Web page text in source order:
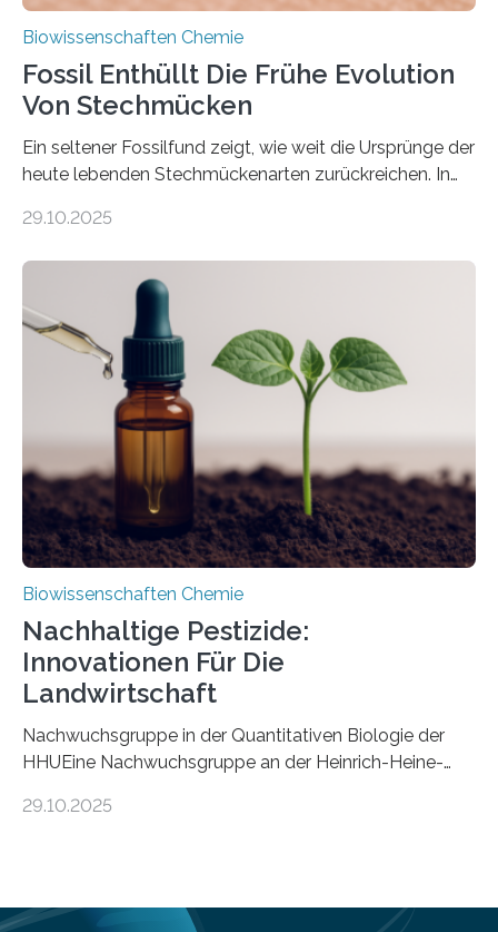
Biowissenschaften Chemie
Fossil Enthüllt Die Frühe Evolution
Von Stechmücken
Ein seltener Fossilfund zeigt, wie weit die Ursprünge der
heute lebenden Stechmückenarten zurückreichen. In
Forschende die bisher älteste bekannte Stechmücken-
Region Kachin in Myanmar und hat sich in
ausgezeichnetem Zustand erhalten. Es konnte als neue
Art einer neuen Gattung beschrieben werden und trägt
nun den Namen Cretosabethes primaevus. Dieser erste
fossile Nachweis einer Stechmückenlarve in Bernstein
stellt gleichzeitig den ersten Fossilfund einer
Mückenlarve aus dem Mesozoikum dar, denn…
29.10.2025
Biowissenschaften Chemie
Nachhaltige Pestizide:
Innovationen Für Die
Landwirtschaft
Nachwuchsgruppe in der Quantitativen Biologie der
HHUEine Nachwuchsgruppe an der Heinrich-Heine-
fünf Jahren erforschen, wie Bakterien auf
Insektenblume. Das Bundesministerium für Forschung,
29.10.2025